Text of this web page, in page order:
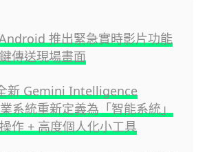
推出緊急實時影片功能
傳送現場畫面
新 Gemini Intelligence
系統重新定義為「智能系統」
作 + 高度個人化小工具